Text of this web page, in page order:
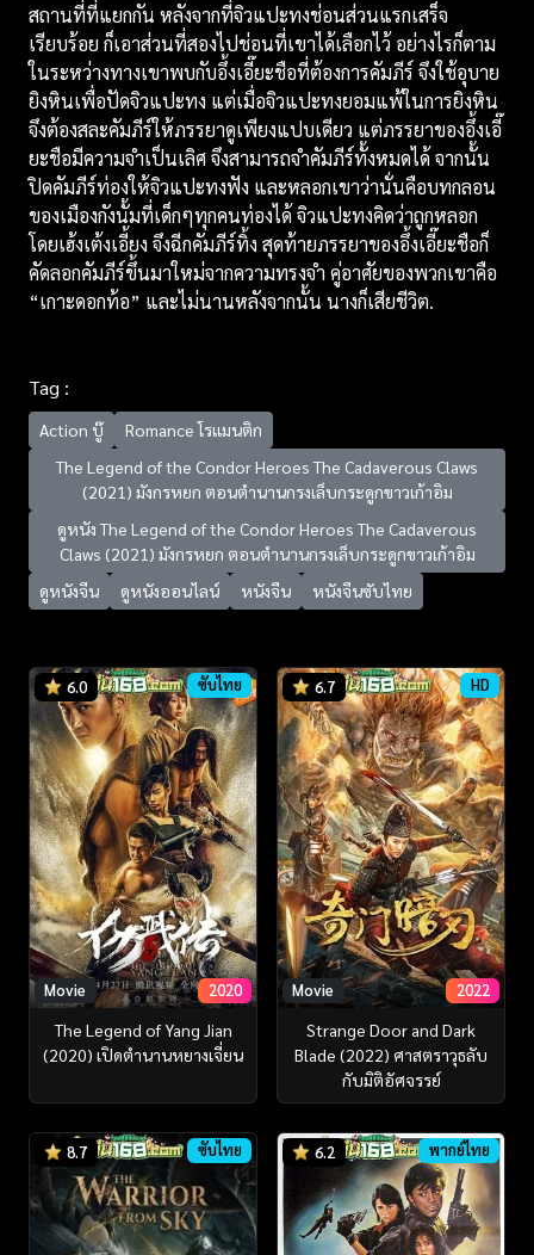
สถานที่ที่แยกกัน หลังจากที่จิวแปะทงช่อนส่วนแรกเสร็จ
เรียบร้อย ก็เอาส่วนที่สองไปช่อนที่เขาได้เลือกไว้ อย่างไรก็ตาม
ในระหว่างทางเขาพบกับอึ้งเอี๊ยะชือที่ต้องการคัมภีร์ จึงใช้อุบาย
ยิงหินเพื่อปัดจิวแปะทง แต่เมื่อจิวแปะทงยอมแพ้ในการยิงหิน
จึงต้องสละคัมภีร์ให้ภรรยาดูเพียงแปบเดียว แต่ภรรยาของอึ้งเอี๊
ยะชือมีความจำเป็นเลิศ จึงสามารถจำคัมภีร์ทั้งหมดได้ จากนั้น
ปิดคัมภีร์ท่องให้จิวแปะทงฟัง และหลอกเขาว่านั่นคือบทกลอน
ของเมืองกังนั้มที่เด็กๆทุกคนท่องได้ จิวแปะทงคิดว่าถูกหลอก
โดยเฮ้งเต้งเอี้ยง จึงฉีกคัมภีร์ทิ้ง สุดท้ายภรรยาของอึ้งเอี๊ยะชือก็
คัดลอกคัมภีร์ขึ้นมาใหม่จากความทรงจำ คู่อาศัยของพวกเขาคือ
“เกาะดอกท้อ” และไม่นานหลังจากนั้น นางก็เสียชีวิต.
Tag :
Action บู๊
Romance โรแมนติก
The Legend of the Condor Heroes The Cadaverous Claws
(2021) มังกรหยก ตอนตำนานกรงเล็บกระดูกขาวเก้าอิม
ดูหนัง The Legend of the Condor Heroes The Cadaverous
Claws (2021) มังกรหยก ตอนตำนานกรงเล็บกระดูกขาวเก้าอิม
ดูหนังจีน
ดูหนังออนไลน์ หนังจีน หนังจีนซับไทย
6.0 ซับไทย
Movie 2020
The Legend of Yang Jian
(2020) เปิดตำนานหยางเจี่ยน
6.7 HD
Movie 2022
Strange Door and Dark
Blade (2022) ศาสตราวุธลับ
กับมิติอัศจรรย์
8.7 ซับไทย 6.2 พากย์ไทย